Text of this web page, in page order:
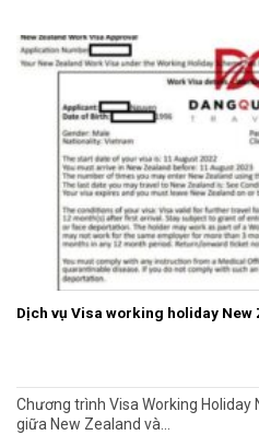
Dịch vụ Visa working holiday New
Chương trình Visa Working
giữa New Zealand và...